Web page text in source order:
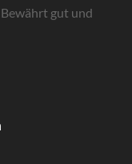
gut und